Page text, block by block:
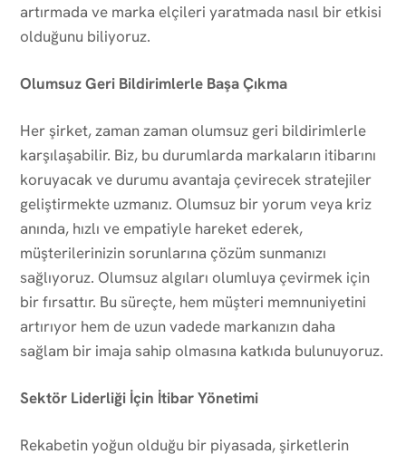
artırmada ve marka elçileri yaratmada nasıl bir etkisi
olduğunu biliyoruz.
Olumsuz Geri Bildirimlerle Başa Çıkma
Her şirket, zaman zaman olumsuz geri bildirimlerle
karşılaşabilir. Biz, bu durumlarda markaların itibarını
koruyacak ve durumu avantaja çevirecek stratejiler
geliştirmekte uzmanız. Olumsuz bir yorum veya kriz
anında, hızlı ve empatiyle hareket ederek,
müşterilerinizin sorunlarına çözüm sunmanızı
sağlıyoruz. Olumsuz algıları olumluya çevirmek için
bir fırsattır. Bu süreçte, hem müşteri memnuniyetini
artırıyor hem de uzun vadede markanızın daha
sağlam bir imaja sahip olmasına katkıda bulunuyoruz.
Sektör Liderliği İçin İtibar Yönetimi
Rekabetin yoğun olduğu bir piyasada, şirketlerin